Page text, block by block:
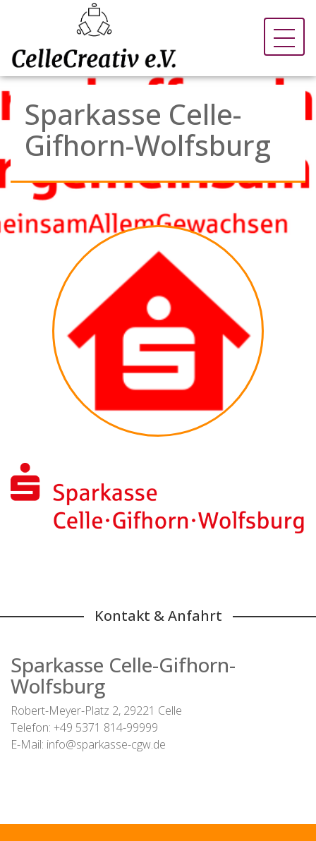
Sparkasse Celle-
Gifhorn-Wolfsburg
Kontakt & Anfahrt
Sparkasse Celle-Gifhorn-
Wolfsburg
Robert-Meyer-Platz 2, 29221 Celle
Telefon: +49 5371 814-99999
E-Mail: info@sparkasse-cgw.de